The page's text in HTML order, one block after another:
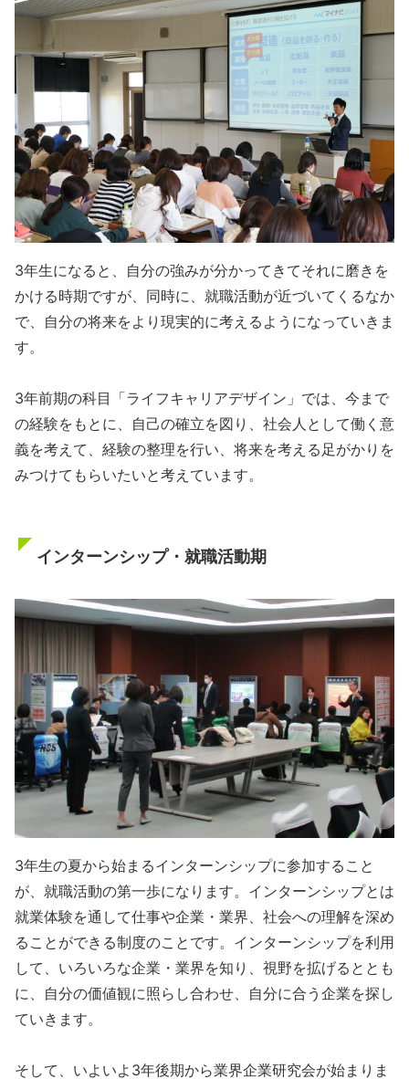
3年生になると、自分の強みが分かってきてそれに磨きを
かける時期ですが、同時に、就職活動が近づいてくるなか
で、自分の将来をより現実的に考えるようになっていきま
す。
3年前期の科目「ライフキャリアデザイン」では、今まで
の経験をもとに、自己の確立を図り、社会人として働く意
義を考えて、経験の整理を行い、将来を考える足がかりを
みつけてもらいたいと考えています。
インターンシップ・就職活動期
3年生の夏から始まるインターンシップに参加すること
が、就職活動の第一歩になります。インターンシップとは
就業体験を通して仕事や企業・業界、社会への理解を深め
ることができる制度のことです。インターンシップを利用
して、いろいろな企業・業界を知り、視野を拡げるととも
に、自分の価値観に照らし合わせ、自分に合う企業を探し
ていきます。
そして、いよいよ3年後期から業界企業研究会が始まりま